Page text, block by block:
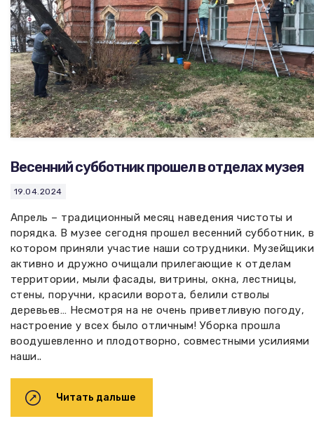
Весенний субботник прошел в отделах музея
19.04.2024
Апрель – традиционный месяц наведения чистоты и
порядка. В музее сегодня прошел весенний субботник, в
котором приняли участие наши сотрудники. Музейщики
активно и дружно очищали прилегающие к отделам
территории, мыли фасады, витрины, окна, лестницы,
стены, поручни, красили ворота, белили стволы
деревьев… Несмотря на не очень приветливую погоду,
настроение у всех было отличным! Уборка прошла
воодушевленно и плодотворно, совместными усилиями
наши..
Читать дальше